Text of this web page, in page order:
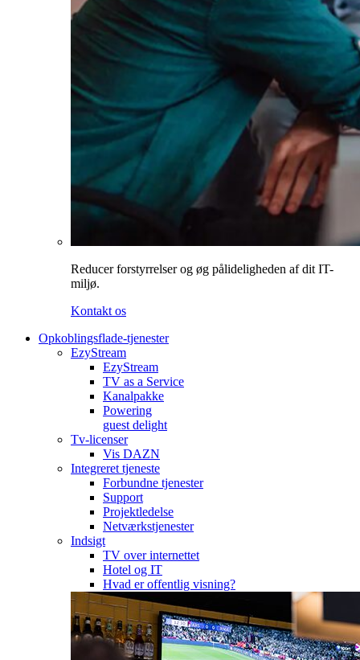
Reducer forstyrrelser og øg pålideligheden af dit IT-
miljø.
Kontakt os
Opkoblingsflade-tjenester
EzyStream
EzyStream
TV as a Service
Kanalpakke
Powering
guest delight
Tv-licenser
Vis DAZN
Integreret tjeneste
Forbundne tjenester
Support
Projektledelse
Netværkstjenester
Indsigt
TV over internettet
Hotel og IT
Hvad er offentlig visning?